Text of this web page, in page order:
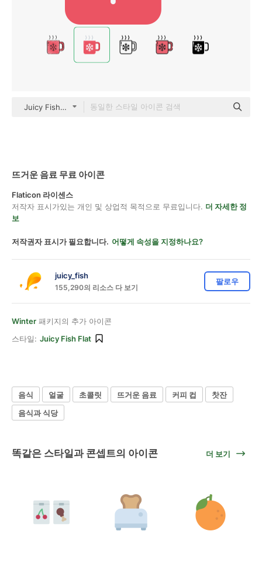
Juicy Fish Flat
뜨거운 음료 무료 아이콘
Flaticon 라이센스
저작자 표시가있는 개인 및 상업적 목적으로 무료입니다. 더 자세한 정
보
저작권자 표시가 필요합니다. 어떻게 속성을 지정하나요?
juicy_fish
155,290의 리소스 다 보기
팔로우
Winter 패키지의 추가 아이콘
스타일: Juicy Fish Flat
음식 얼굴 초콜릿 뜨거운 음료 커피 컵
찻잔
음식과 식당
똑같은 스타일과 콘셉트의 아이콘 더 보기